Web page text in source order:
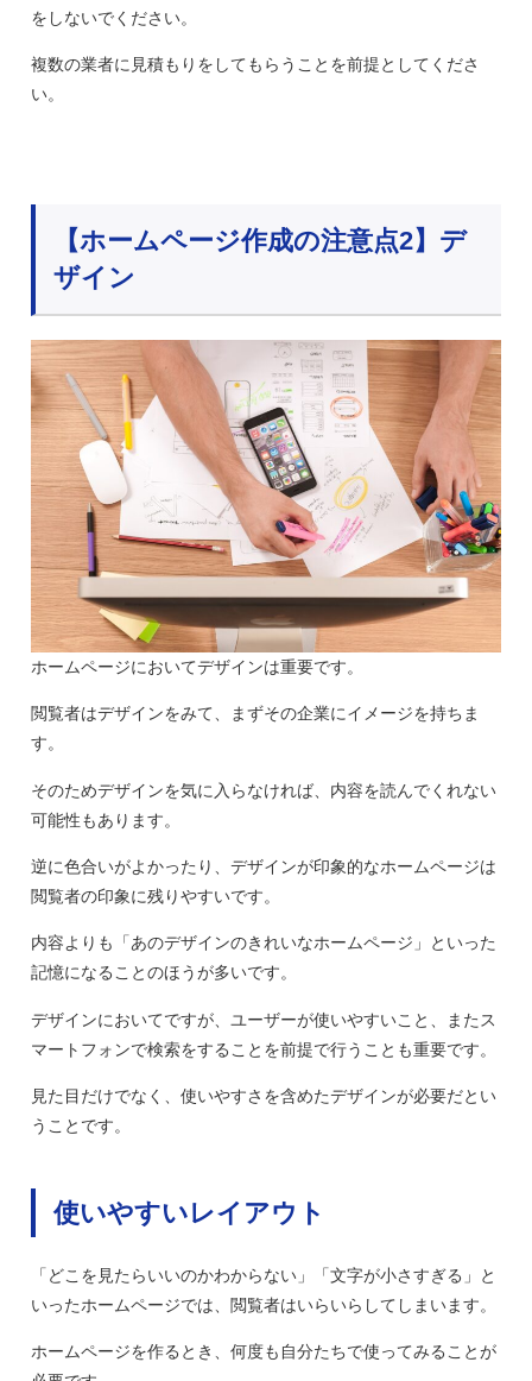
をしないでください。
複数の業者に見積もりをしてもらうことを前提としてくださ
い。
【ホームページ作成の注意点2】デ
ザイン
ホームページにおいてデザインは重要です。
閲覧者はデザインをみて、まずその企業にイメージを持ちま
す。
そのためデザインを気に入らなければ、内容を読んでくれない
可能性もあります。
逆に色合いがよかったり、デザインが印象的なホームページは
閲覧者の印象に残りやすいです。
内容よりも「あのデザインのきれいなホームページ」といった
記憶になることのほうが多いです。
デザインにおいてですが、ユーザーが使いやすいこと、またス
マートフォンで検索をすることを前提で行うことも重要です。
見た目だけでなく、使いやすさを含めたデザインが必要だとい
うことです。
使いやすいレイアウト
「どこを見たらいいのかわからない」「文字が小さすぎる」と
いったホームページでは、閲覧者はいらいらしてしまいます。
ホームページを作るとき、何度も自分たちで使ってみることが